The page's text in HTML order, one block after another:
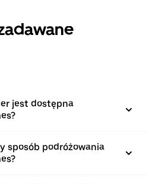
jest dostępna
sposób podróżowania